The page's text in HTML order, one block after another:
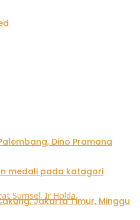
Sumsel, Ir Holda.